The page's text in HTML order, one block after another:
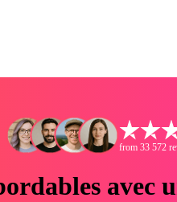
from 33 572
avec